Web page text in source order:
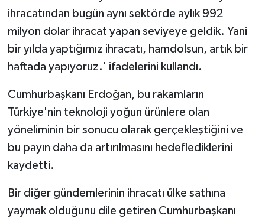
ihracatından bugün aynı sektörde aylık 992
milyon dolar ihracat yapan seviyeye geldik. Yani
bir yılda yaptığımız ihracatı, hamdolsun, artık bir
haftada yapıyoruz.' ifadelerini kullandı.
Cumhurbaşkanı Erdoğan, bu rakamların
Türkiye'nin teknoloji yoğun ürünlere olan
yöneliminin bir sonucu olarak gerçekleştiğini ve
bu payın daha da artırılmasını hedeflediklerini
kaydetti.
Bir diğer gündemlerinin ihracatı ülke sathına
yaymak olduğunu dile getiren Cumhurbaşkanı